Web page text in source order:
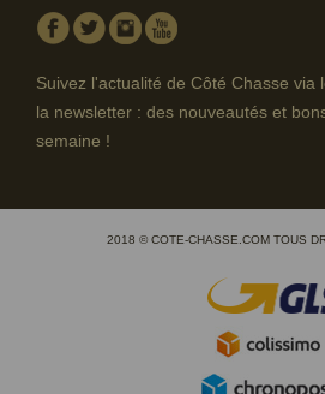
Facebook
TwitterInstagram
Suivez l'actualité de Côté Chasse via
la newsletter : des nouveautés et
semaine !
2018 © COTE-CHASSE.COM TOUS